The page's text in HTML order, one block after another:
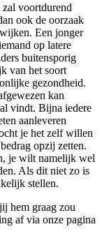
voortdurend
ook de oorzaak
Een jonger
op latere
buitensporig
van het soort
gezondheid.
kan
vindt. Bijna iedere
aanleveren
je het zelf willen
opzij zetten.
je wilt namelijk wel
Als dit niet zo is
stellen.
hem graag zou
af via onze pagina